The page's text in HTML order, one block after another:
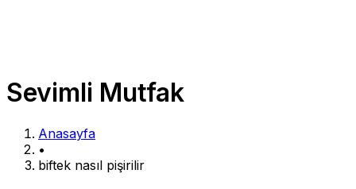
Sevimli Mutfak
Anasayfa
•
biftek nasıl pişirilir